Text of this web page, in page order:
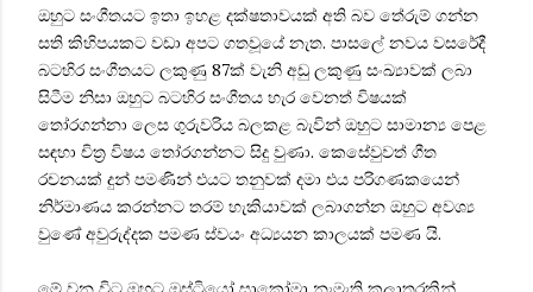
ඔහුට සංගීතයට ඉතා ඉහළ දක්ෂතාවයක් අති බව තේරුම් ගන්න
සති කිහිපයකට වඩා අපට ගතවූයේ නැත. පාසලේ නවය වසරේදී
බටහිර සංගීතයට ලකුණු 87ක් වැනි අඩු ලකුණු සංඛ්‍යාවක් ලබා
සිටීම නිසා ඔහුට බටහිර සංගීතය හැර වෙනත් විෂයක්
තෝරගන්නා ලෙස ගුරුවරිය බලකළ බැවින් ඔහුට සාමාන්‍ය පෙළ
සඳහා චිත්‍ර විෂය තෝරගන්නට සිදු වුණා. කෙසේවුවත් ගීත
රචනයක් දුන් පමණින් එයට තනුවක් දමා එය පරිගණකයෙන්
නිර්මාණය කරන්නට තරම් හැකියාවක් ලබාගන්න ඔහුට අවශ්‍ය
වුණේ අවුරුද්දක පමණ ස්වයං අධ්‍යයන කාලයක් පමණ යි.